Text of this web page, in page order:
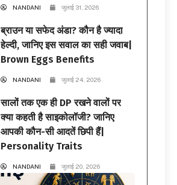
NANDANI जुलाई 31, 2026
ब्राउन या सफेद अंडा? कौन है ज्यादा
हेल्दी, जानिए इस सवाल का सही जवाब|
Brown Eggs Benefits
NANDANI जुलाई 24, 2026
सालों तक एक ही DP रखने वालों पर
क्या कहती है साइकोलॉजी? जानिए
आपकी कौन-सी आदतें छिपी हैं|
Personality Traits
NANDANI जुलाई 20, 2026